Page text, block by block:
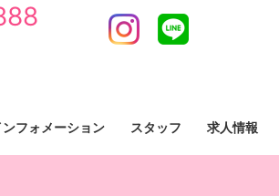
Instagram
ンフォメーション スタッフ 求人情報